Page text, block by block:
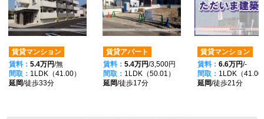
賃貸マンション
賃料： 5.4万円/無
間取： 1LDK（41.00）
延岡/徒歩33分
賃貸アパート
賃料： 5.4万円/3,500円
間取： 1LDK（50.01）
延岡/徒歩17分
賃貸マンション
賃料： 6.6万円/-
間取： 1LDK（41.00
延岡/徒歩21分